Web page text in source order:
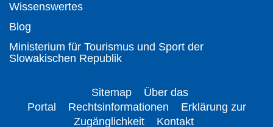
Wissenswertes
Blog
Ministerium für Tourismus und Sport der
Slowakischen Republik
Sitemap
Über das
Portal
Rechtsinformationen
Erklärung zur
Zugänglichkeit
Kontakt